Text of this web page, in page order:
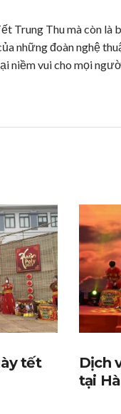
Trung Thu mà còn là
những đoàn nghệ
niềm vui cho mọi
tết
Dịch
tại